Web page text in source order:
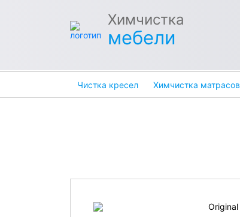
Химчистка
мебели
Чистка кресел Химчистка матрасов